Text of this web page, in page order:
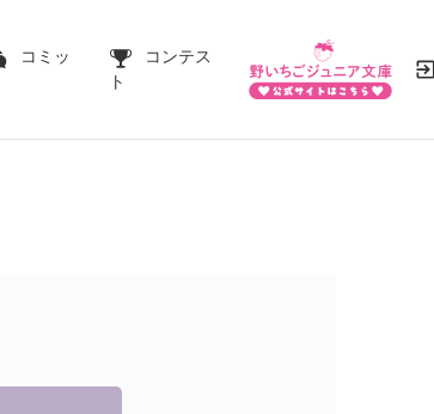
コミッ
コンテス
ト